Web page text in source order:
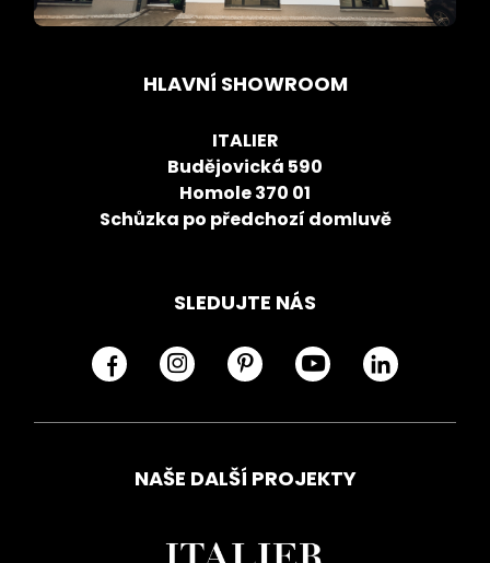
HLAVNÍ SHOWROOM
ITALIER
Budějovická 590
Homole 370 01
Schůzka po předchozí domluvě
SLEDUJTE NÁS
NAŠE DALŠÍ PROJEKTY